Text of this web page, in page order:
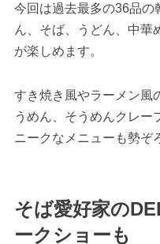
今回は過去最多の36品の
ん、そば、うどん、中華
が楽しめます。
すき焼き風やラーメン風
うめん、そうめんクレー
ニークなメニューも勢ぞ
そば愛好家の
ークショーも